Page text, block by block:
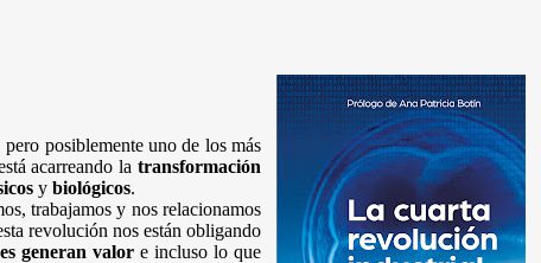
posiblemente uno de los más
acarreando latransformación
ybiológicos.
trabajamos y nos relacionamos
revolución nos están obligando
generan valor e incluso lo que